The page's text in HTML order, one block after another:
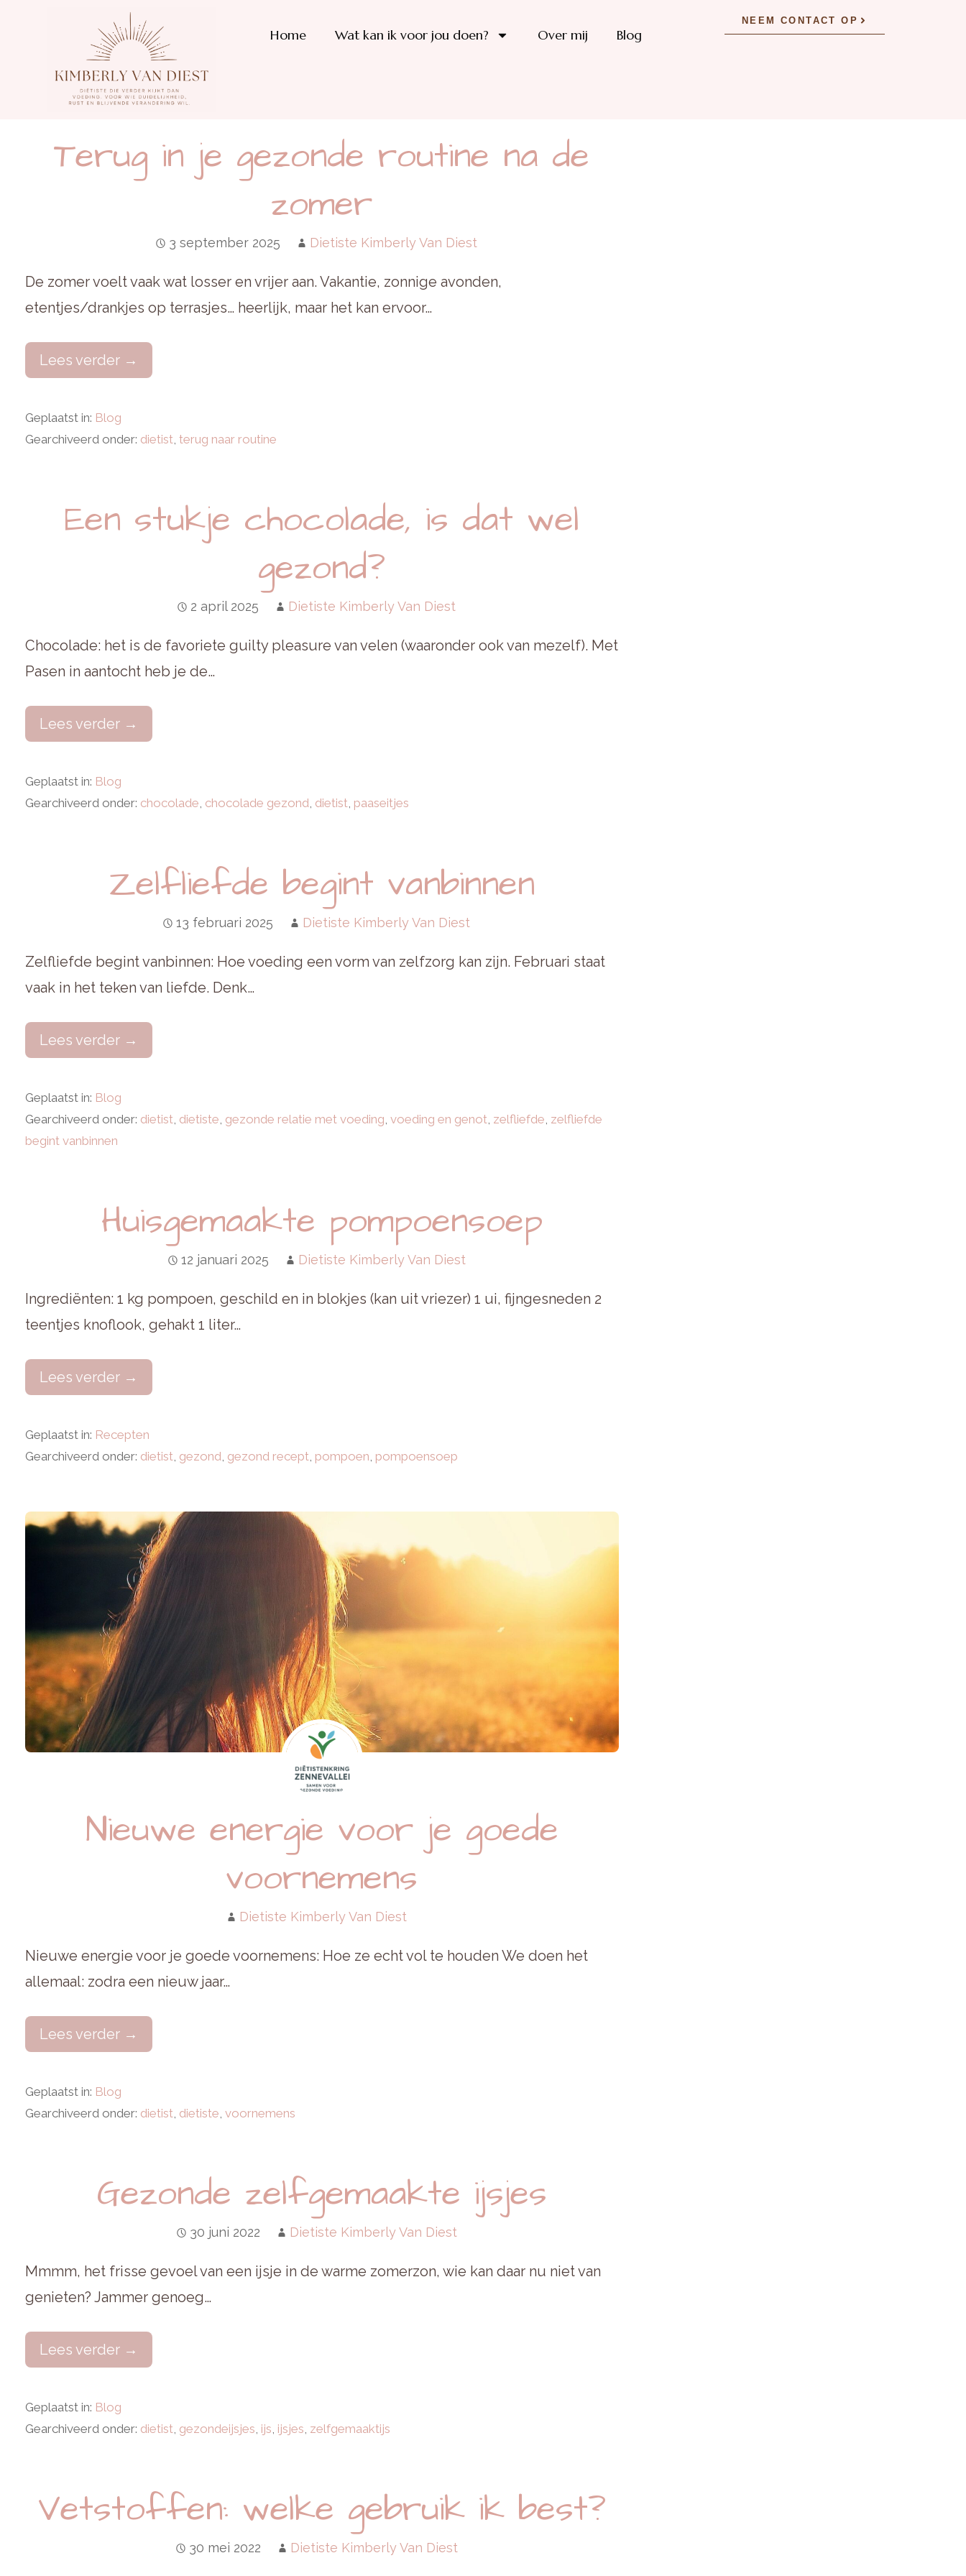
Home Wat kan ik voor jou doen? Over mij Blog
NEEM CONTACT OP
Terug in je gezonde routine na de
zomer
3 september 2025 Dietiste Kimberly Van Diest
De zomer voelt vaak wat losser en vrijer aan. Vakantie, zonnige avonden,
etentjes/drankjes op terrasjes… heerlijk, maar het kan ervoor…
Lees verder →
Geplaatst in: Blog
Gearchiveerd onder: dietist, terug naar routine
Een stukje chocolade, is dat wel
gezond?
2 april 2025 Dietiste Kimberly Van Diest
Chocolade: het is de favoriete guilty pleasure van velen (waaronder ook van mezelf). Met
Pasen in aantocht heb je de…
Lees verder →
Geplaatst in: Blog
Gearchiveerd onder: chocolade, chocolade gezond, dietist, paaseitjes
Zelfliefde begint vanbinnen
13 februari 2025 Dietiste Kimberly Van Diest
Zelfliefde begint vanbinnen: Hoe voeding een vorm van zelfzorg kan zijn. Februari staat
vaak in het teken van liefde. Denk…
Lees verder →
Geplaatst in: Blog
Gearchiveerd onder: dietist dietiste gezonde relatie met voeding voeding en genot zelfliefde zelfliefde
begint vanbinnen
Huisgemaakte pompoensoep
12 januari 2025 Dietiste Kimberly Van Diest
Ingrediënten: 1 kg pompoen, geschild en in blokjes (kan uit vriezer) 1 ui, fijngesneden 2
teentjes knoflook, gehakt 1 liter…
Lees verder →
Geplaatst in: Recepten
Gearchiveerd onder: dietist gezond gezond recept pompoen pompoensoep
Nieuwe energie voor je goede
voornemens
Dietiste Kimberly Van Diest
Nieuwe energie voor je goede voornemens: Hoe ze echt vol te houden We doen het
allemaal: zodra een nieuw jaar…
Lees verder →
Geplaatst in: Blog
Gearchiveerd onder: dietist dietiste voornemens
Gezonde zelfgemaakte ijsjes
30 juni 2022 Dietiste Kimberly Van Diest
Mmmm, het frisse gevoel van een ijsje in de warme zomerzon, wie kan daar nu niet van
genieten? Jammer genoeg…
Lees verder →
Geplaatst in: Blog
Gearchiveerd onder: dietist gezondeijsjes ijs ijsjes zelfgemaaktijs
Vetstoffen: welke gebruik ik best?
30 mei 2022 Dietiste Kimberly Van Diest